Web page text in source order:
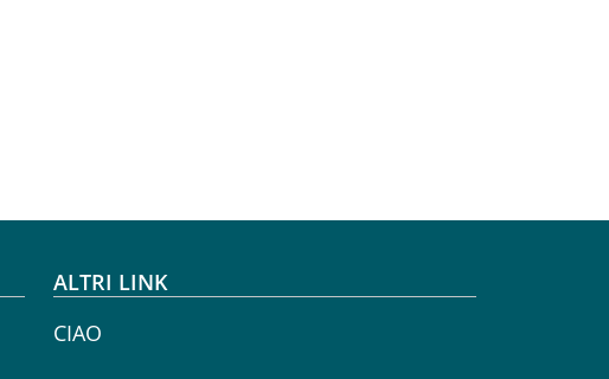
ALTRI LINK
CIAO